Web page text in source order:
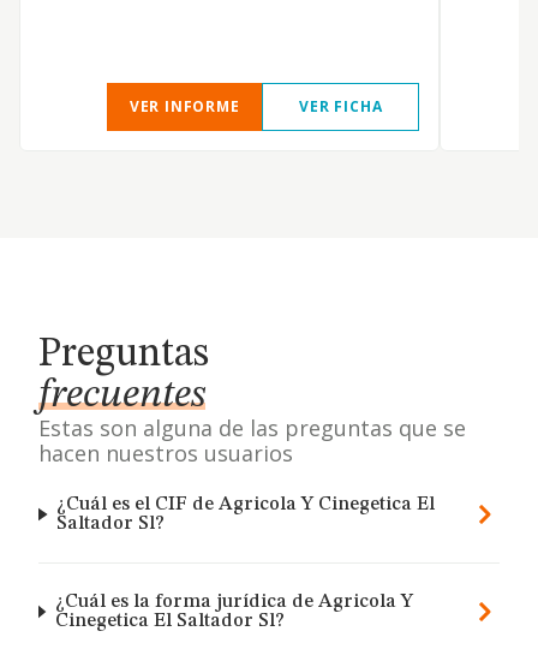
VER INFORME VER FICHA
Preguntas
frecuentes
Estas son alguna de las preguntas que se
hacen nuestros usuarios
¿Cuál es el CIF de Agricola Y Cinegetica El
Saltador Sl?
¿Cuál es la forma jurídica de Agricola Y
Cinegetica El Saltador Sl?